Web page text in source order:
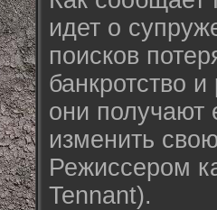
идет о
поисков
банкротство
они получают
изменить
Режиссером
Tennant).